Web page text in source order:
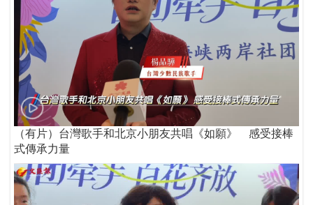
（有片）台灣歌手和北京小朋友共唱《如願》 感受接棒
式傳承力量